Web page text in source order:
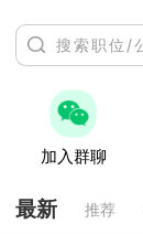
加入群聊
最新 推荐